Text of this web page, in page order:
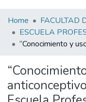
Communities
&
Collections
Statistics
Home